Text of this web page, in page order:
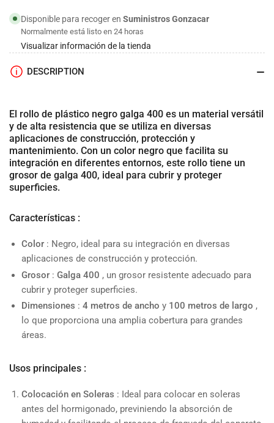
Disponible para recoger en Suministros Gonzacar
Normalmente está listo en 24 horas
Visualizar información de la tienda
DESCRIPTION
El rollo de plástico negro galga 400 es un material versátil
y de alta resistencia que se utiliza en diversas
aplicaciones de construcción, protección y
mantenimiento. Con un color negro que facilita su
integración en diferentes entornos, este rollo tiene un
grosor de galga 400, ideal para cubrir y proteger
superficies.
Características :
Color : Negro, ideal para su integración en diversas
aplicaciones de construcción y protección.
Grosor : Galga 400 , un grosor resistente adecuado para
cubrir y proteger superficies.
Dimensiones : 4 metros de ancho y 100 metros de largo ,
lo que proporciona una amplia cobertura para grandes
áreas.
Usos principales :
Colocación en Soleras : Ideal para colocar en soleras
antes del hormigonado, previniendo la absorción de